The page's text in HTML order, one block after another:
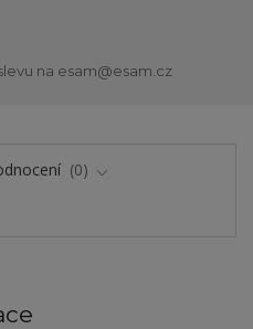
na esam@esam.cz
0